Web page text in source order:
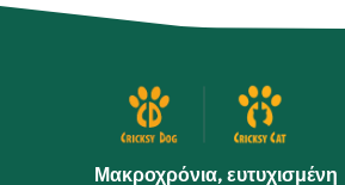
Μακροχρόνια, ευτυχισμένη